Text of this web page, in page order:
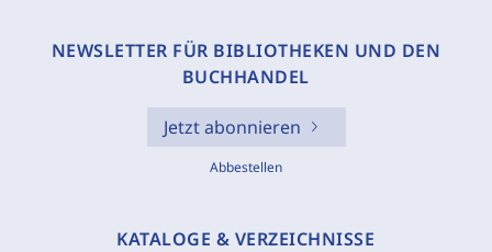
NEWSLETTER FÜR BIBLIOTHEKEN UND DEN
BUCHHANDEL
Jetzt abonnieren
Abbestellen
KATALOGE & VERZEICHNISSE